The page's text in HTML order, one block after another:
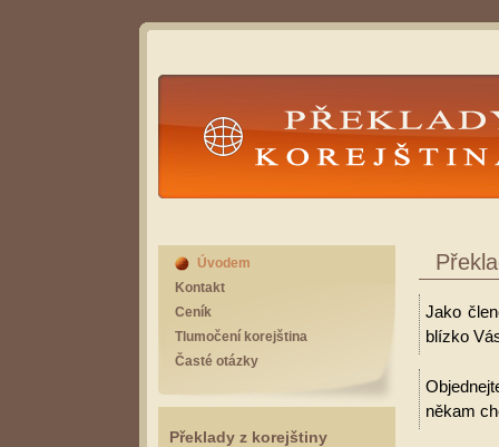
Překlady Korejština
Jako
blízko
někam
Úvodem
Kontakt
Ceník
Tlumočení korejština
Časté otázky
Překlady z korejštiny